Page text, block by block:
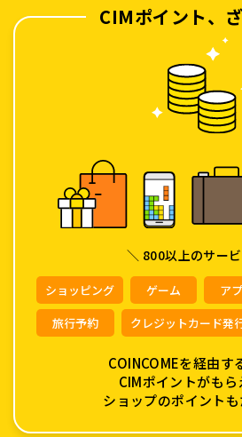
CIMポイント、
＼ 800以上のサー
ショッピング ゲーム
ア
旅行予約
クレジットカード発
COINCOMEを経由す
CIMポイントがもら
ショップのポイントも